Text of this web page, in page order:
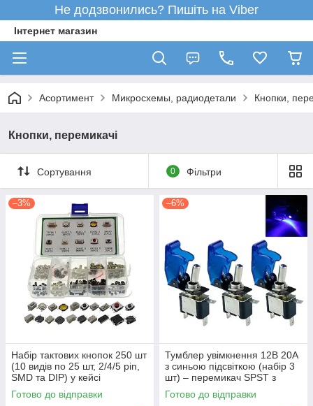
Не додзвонились? Пишіть на Viber
Інтернет магазин
Асортимент Микросхемы, радиодетали Кнопки,
Кнопки, перемикачі
Сортування 0 Фільтри
–3%
Набір тактових кнопок 250 шт
(10 видів по 25 шт, 2/4/5 pin,
SMD та DIP) у кейсі
Готово до відправки
–6%
Тумблер увімкнення 12В 20А
з синьою підсвіткою (набір 3
шт) – перемикач SPST з
синьою кришкою для авто/
мото/катерів
Готово до відправки